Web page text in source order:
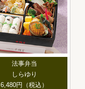
法事弁当
しらゆり
6,480円（税込）